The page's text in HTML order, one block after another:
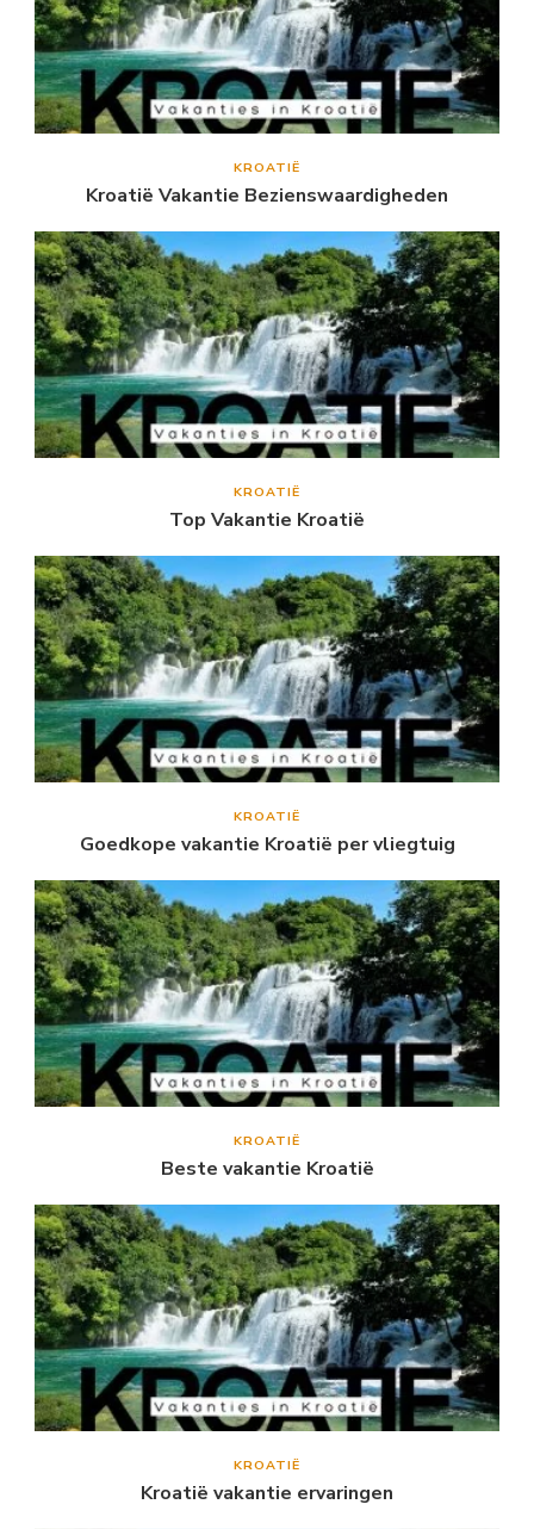
KROATIË
Kroatië Vakantie Bezienswaardigheden
KROATIË
Top Vakantie Kroatië
KROATIË
Goedkope vakantie Kroatië per vliegtuig
KROATIË
Beste vakantie Kroatië
KROATIË
Kroatië vakantie ervaringen